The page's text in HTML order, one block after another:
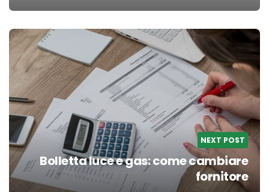
NEXT POST
Bolletta luce e gas: come cambiare
fornitore